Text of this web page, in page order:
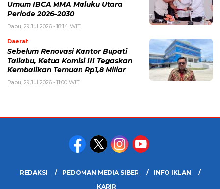
Umum IBCA MMA Maluku Utara
Periode 2026–2030
Rabu, 29 Jul 2026 - 18:14 WIT
Daerah
Sebelum Renovasi Kantor Bupati
Taliabu, Ketua Komisi III Tegaskan
Kembalikan Temuan Rp1,8 Miliar
Rabu, 29 Jul 2026 - 11:00 WIT
REDAKSI PEDOMAN MEDIA SIBER
INFO IKLAN
KARIR